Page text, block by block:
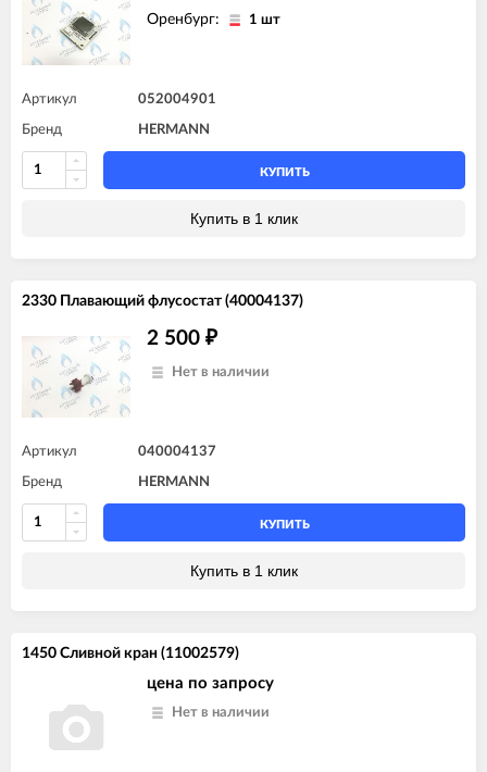
Оренбург: 1 шт
Артикул 052004901
Бренд HERMANN
КУПИТЬ
Купить в 1 клик
2330 Плавающий флусостат (40004137)
2 500 ₽
Нет в наличии
Артикул 040004137
Бренд HERMANN
КУПИТЬ
Купить в 1 клик
1450 Сливной кран (11002579)
цена по запросу
Нет в наличии